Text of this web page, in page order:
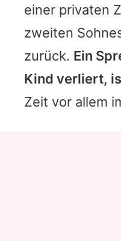
einer privaten
zweiten
zurück. Ein
Kind verliert,
Zeit vor allem